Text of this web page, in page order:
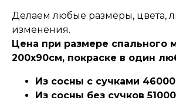
Делаем любые размеры, цвета,
изменения.
Цена при размере спального
200х90см, покраске в один
Из сосны с сучками 46000
Из сосны без сучков 51000